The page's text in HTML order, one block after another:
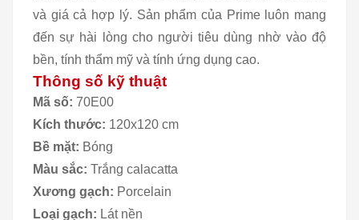
và giá cả hợp lý. Sản phẩm của Prime luôn mang
đến sự hài lòng cho người tiêu dùng nhờ vào độ
bền, tính thẩm mỹ và tính ứng dụng cao.
Thông số kỹ thuật
Mã số: 70E00
Kích thước: 120x120 cm
Bề mặt: Bóng
Màu sắc: Trắng calacatta
Xương gạch: Porcelain
Loại gạch: Lát nền